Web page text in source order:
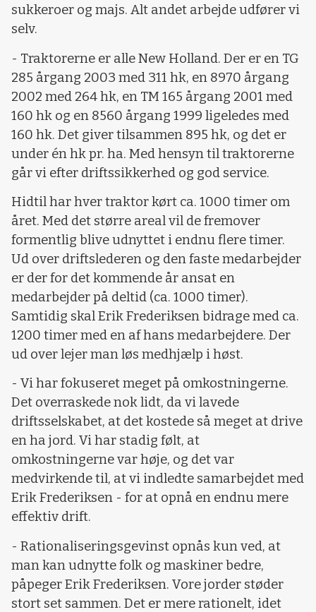
sukkeroer og majs. Alt andet arbejde udfører vi
selv.
- Traktorerne er alle New Holland. Der er en TG
285 årgang 2003 med 311 hk, en 8970 årgang
2002 med 264 hk, en TM 165 årgang 2001 med
160 hk og en 8560 årgang 1999 ligeledes med
160 hk. Det giver tilsammen 895 hk, og det er
under én hk pr. ha. Med hensyn til traktorerne
går vi efter driftssikkerhed og god service.
Hidtil har hver traktor kørt ca. 1000 timer om
året. Med det større areal vil de fremover
formentlig blive udnyttet i endnu flere timer.
Ud over driftslederen og den faste medarbejder
er der for det kommende år ansat en
medarbejder på deltid (ca. 1000 timer).
Samtidig skal Erik Frederiksen bidrage med ca.
1200 timer med en af hans medarbejdere. Der
ud over lejer man løs medhjælp i høst.
- Vi har fokuseret meget på omkostningerne.
Det overraskede nok lidt, da vi lavede
driftsselskabet, at det kostede så meget at drive
en ha jord. Vi har stadig følt, at
omkostningerne var høje, og det var
medvirkende til, at vi indledte samarbejdet med
Erik Frederiksen - for at opnå en endnu mere
effektiv drift.
- Rationaliseringsgevinst opnås kun ved, at
man kan udnytte folk og maskiner bedre,
påpeger Erik Frederiksen. Vore jorder støder
stort set sammen. Det er mere rationelt, idet